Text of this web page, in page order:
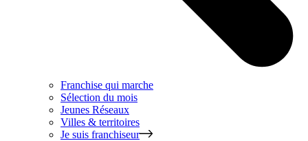
Franchise qui marche
Sélection du mois
Jeunes Réseaux
Villes & territoires
Je suis franchiseur